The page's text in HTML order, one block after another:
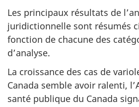
Les principaux résultats de
juridictionnelle sont résumés
fonction de chacune des
d’analyse.
La croissance des cas de
Canada semble avoir ralenti,
santé publique du Canada